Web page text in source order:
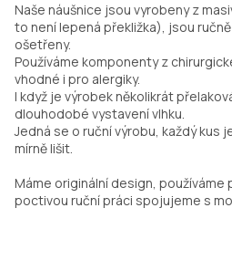
Naše náušnice jsou vyrobeny z
to není lepená překližka), jsou
ošetřeny.
Používáme komponenty z
vhodné i pro alergiky.
I když je výrobek několikrát
dlouhodobé vystavení vlhku.
Jedná se o ruční výrobu, každý kus
mírně lišit.
Máme originální design, používáme
poctivou ruční práci spojujeme s